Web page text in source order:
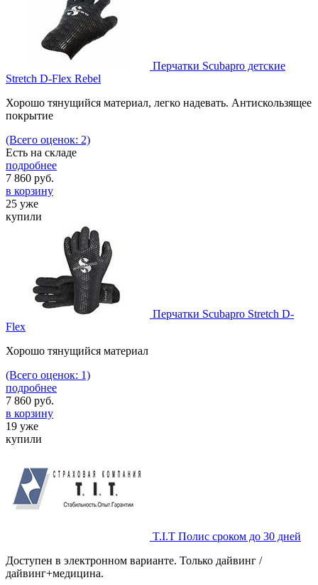
Перчатки Scubapro детские
Stretch D-Flex Rebel
Хорошо тянущийся материал, легко надевать. Антискользящее
покрытие
(Всего оценок: 2)
Есть на складе
подробнее
7 860 руб.
в корзину
25 уже
купили
Перчатки Scubapro Stretch D-
Flex
Хорошо тянущийся материал
(Всего оценок: 1)
подробнее
7 860 руб.
в корзину
19 уже
купили
T.I.T Полис сроком до 30 дней
Доступен в электронном варианте. Только дайвинг /
дайвинг+медицина.